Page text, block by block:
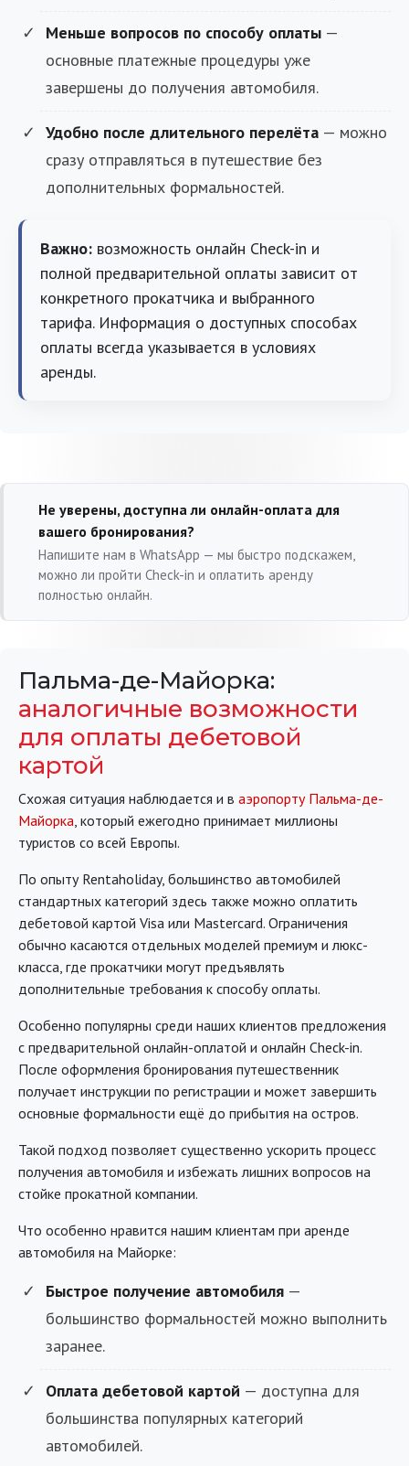
Меньше вопросов по способу оплаты —
основные платежные процедуры уже
завершены до получения автомобиля.
Удобно после длительного перелёта — можно
сразу отправляться в путешествие без
дополнительных формальностей.
Важно: возможность онлайн Check-in и
полной предварительной оплаты зависит от
конкретного прокатчика и выбранного
тарифа. Информация о доступных способах
оплаты всегда указывается в условиях
аренды.
Не уверены, доступна ли онлайн-оплата для
вашего бронирования?
Напишите нам в WhatsApp — мы быстро подскажем,
можно ли пройти Check-in и оплатить аренду
полностью онлайн.
Пальма-де-Майорка:
аналогичные возможности
для оплаты дебетовой
картой
Схожая ситуация наблюдается и в аэропорту Пальма-де-
Майорка, который ежегодно принимает миллионы
туристов со всей Европы.
По опыту Rentaholiday, большинство автомобилей
стандартных категорий здесь также можно оплатить
дебетовой картой Visa или Mastercard. Ограничения
обычно касаются отдельных моделей премиум и люкс-
класса, где прокатчики могут предъявлять
дополнительные требования к способу оплаты.
Особенно популярны среди наших клиентов предложения
с предварительной онлайн-оплатой и онлайн Check-in.
После оформления бронирования путешественник
получает инструкции по регистрации и может завершить
основные формальности ещё до прибытия на остров.
Такой подход позволяет существенно ускорить процесс
получения автомобиля и избежать лишних вопросов на
стойке прокатной компании.
Что особенно нравится нашим клиентам при аренде
автомобиля на Майорке:
Быстрое получение автомобиля —
большинство формальностей можно выполнить
заранее.
Оплата дебетовой картой — доступна для
большинства популярных категорий
автомобилей.